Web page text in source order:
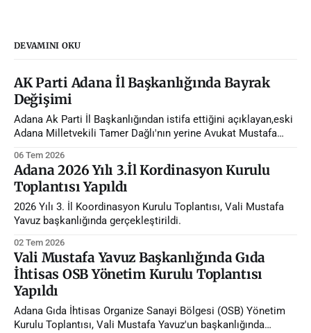
DEVAMINI OKU
AK Parti Adana İl Başkanlığında Bayrak
Değişimi
Adana Ak Parti İl Başkanlığından istifa ettiğini açıklayan,eski
Adana Milletvekili Tamer Dağlı'nın yerine Avukat Mustafa
06 Tem 2026
Adana 2026 Yılı 3.İl Kordinasyon Kurulu
Toplantısı Yapıldı
2026 Yılı 3. İl Koordinasyon Kurulu Toplantısı, Vali Mustafa
Yavuz başkanlığında gerçekleştirildi.
02 Tem 2026
Vali Mustafa Yavuz Başkanlığında Gıda
İhtisas OSB Yönetim Kurulu Toplantısı
Yapıldı
Adana Gıda İhtisas Organize Sanayi Bölgesi (OSB) Yönetim
Kurulu Toplantısı, Vali Mustafa Yavuz'un başkanlığında